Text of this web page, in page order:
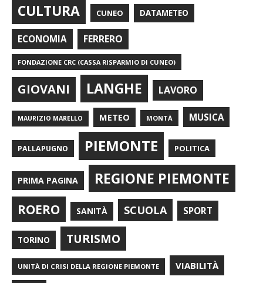
CULTURA CUNEO DATAMETEO
ECONOMIA FERRERO
FONDAZIONE CRC (CASSA RISPARMIO DI CUNEO)
GIOVANI LANGHE LAVORO
MAURIZIO MARELLO METEO MONTÀ MUSICA
PALLAPUGNO PIEMONTE POLITICA
PRIMA PAGINA REGIONE PIEMONTE
ROERO SANITÀ SCUOLA SPORT
TORINO TURISMO
UNITÀ DI CRISI DELLA REGIONE PIEMONTE VIABILITÀ